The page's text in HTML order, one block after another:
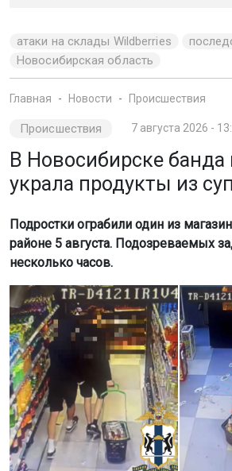
атаки на склады Wildberries
Новосибирская область
Главная Новости Происшествия
Происшествия 7 августа 2026 -
В Новосибирске банда
украла продукты из
Подростки ограбили один из
районе 5 августа. Подозреваемых
несколько часов.